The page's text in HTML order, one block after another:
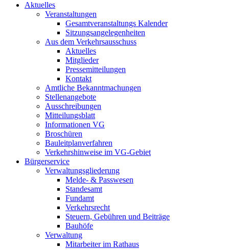
Aktuelles
Veranstaltungen
Gesamtveranstaltungs Kalender
Sitzungsangelegenheiten
Aus dem Verkehrsausschuss
Aktuelles
Mitglieder
Pressemitteilungen
Kontakt
Amtliche Bekanntmachungen
Stellenangebote
Ausschreibungen
Mitteilungsblatt
Informationen VG
Broschüren
Bauleitplanverfahren
Verkehrshinweise im VG-Gebiet
Bürgerservice
Verwaltungsgliederung
Melde- & Passwesen
Standesamt
Fundamt
Verkehrsrecht
Steuern, Gebühren und Beiträge
Bauhöfe
Verwaltung
Mitarbeiter im Rathaus